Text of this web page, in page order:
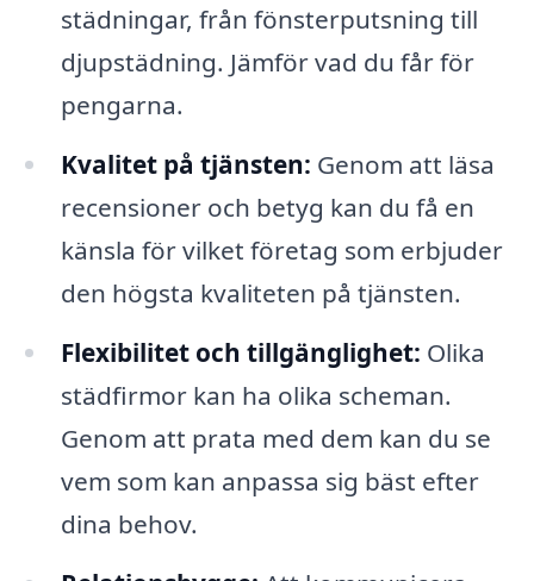
städningar, från fönsterputsning till
djupstädning. Jämför vad du får för
pengarna.
Kvalitet på tjänsten: Genom att läsa
recensioner och betyg kan du få en
känsla för vilket företag som erbjuder
den högsta kvaliteten på tjänsten.
Flexibilitet och tillgänglighet: Olika
städfirmor kan ha olika scheman.
Genom att prata med dem kan du se
vem som kan anpassa sig bäst efter
dina behov.